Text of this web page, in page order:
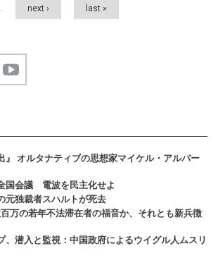
next › last »
』 オルタナティブの思想家マイケル・アルバー
国会議 電波を民主化せよ
元独裁者スハルトが死去
万の若年不法滞在者の福音か、それとも新兵徴
、潜入と監視：中国政府によるウイグル人ムスリ